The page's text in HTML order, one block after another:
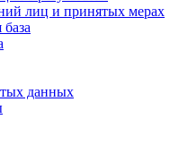
лиц и принятых мерах
данных